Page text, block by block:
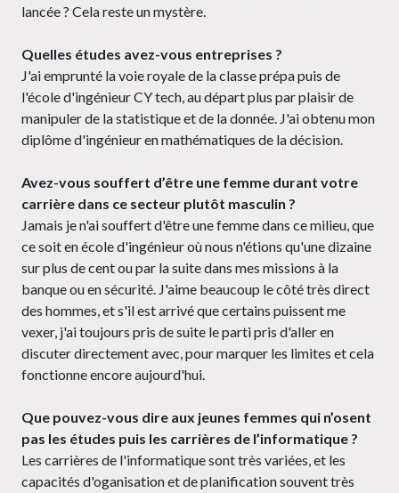
lancée ? Cela reste un mystère.
Quelles études avez-vous entreprises ?
J'ai emprunté la voie royale de la classe prépa puis de
l'école d'ingénieur CY tech, au départ plus par plaisir de
manipuler de la statistique et de la donnée. J'ai obtenu mon
diplôme d'ingénieur en mathématiques de la décision.
Avez-vous souffert d’être une femme durant votre
carrière dans ce secteur plutôt masculin ?
Jamais je n'ai souffert d'être une femme dans ce milieu, que
ce soit en école d'ingénieur où nous n'étions qu'une dizaine
sur plus de cent ou par la suite dans mes missions à la
banque ou en sécurité. J'aime beaucoup le côté très direct
des hommes, et s'il est arrivé que certains puissent me
vexer, j'ai toujours pris de suite le parti pris d'aller en
discuter directement avec, pour marquer les limites et cela
fonctionne encore aujourd'hui.
Que pouvez-vous dire aux jeunes femmes qui n’osent
pas les études puis les carrières de l’informatique ?
Les carrières de l'informatique sont très variées, et les
capacités d'oganisation et de planification souvent très